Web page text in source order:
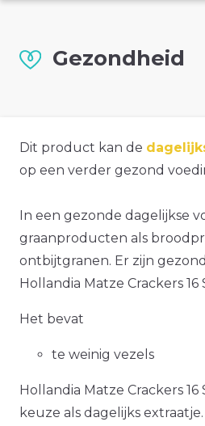
Gezondheid
Dit product kan de
op een verder gezond
In een gezonde dagelijkse
graanproducten als
ontbijtgranen. Er zijn
Hollandia Matze Crackers 16
Het bevat
te weinig vezels
Hollandia Matze Crackers 16
keuze als dagelijks extraatje.